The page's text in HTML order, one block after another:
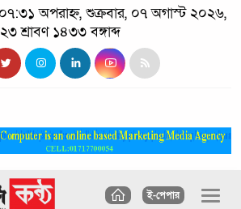
০৭:৩১ অপরাহ্ন, শুক্রবার, ০৭ অগাস্ট ২০২৬,
২৩ শ্রাবণ ১৪৩৩ বঙ্গাব্দ
ই-পেপার